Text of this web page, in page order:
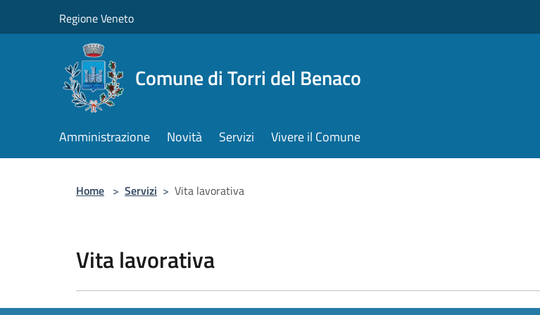
Regione Veneto
Comune di Torri del Benaco
Amministrazione Novità Servizi Vivere il Comune
Home > Servizi > Vita lavorativa
Vita lavorativa